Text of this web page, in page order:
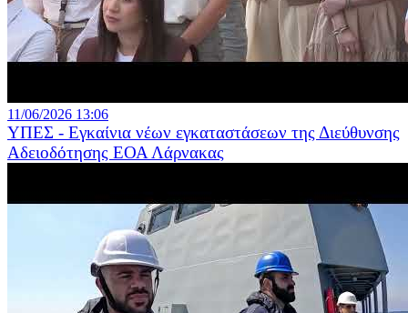
11/06/2026 13:06
ΥΠΕΣ - Εγκαίνια νέων εγκαταστάσεων της Διεύθυνσης
Αδειοδότησης ΕΟΑ Λάρνακας